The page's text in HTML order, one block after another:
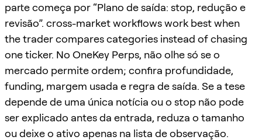
parte começa por “Plano de saída: stop, redução e
revisão”. cross-market workflows work best when
the trader compares categories instead of chasing
one ticker. No OneKey Perps, não olhe só se o
mercado permite ordem; confira profundidade,
funding, margem usada e regra de saída. Se a tese
depende de uma única notícia ou o stop não pode
ser explicado antes da entrada, reduza o tamanho
ou deixe o ativo apenas na lista de observação.